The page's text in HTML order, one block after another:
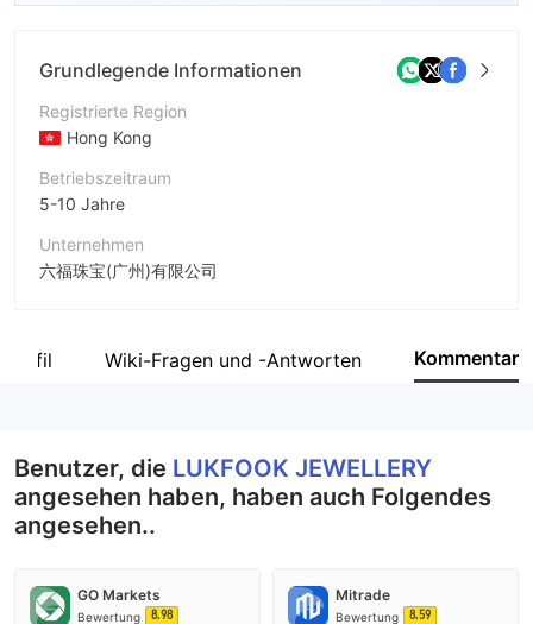
Grundlegende Informationen
Registrierte Region
Hong Kong
Betriebszeitraum
5-10 Jahre
Unternehmen
六福珠宝(广州)有限公司
Unternehmensmitarbeiter
Wiki-Fragen und -Antworten Kommentar
Benutzer, die LUKFOOK JEWELLERY
angesehen haben, haben auch Folgendes
angesehen..
GO Markets
Bewertung 8.98
Mitrade
Bewertung 8.59